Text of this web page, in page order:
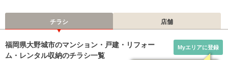
チラシ 店舗
福岡県大野城市のマンション・戸建・リフォー
ム・レンタル収納のチラシ一覧
Myエリアに登録